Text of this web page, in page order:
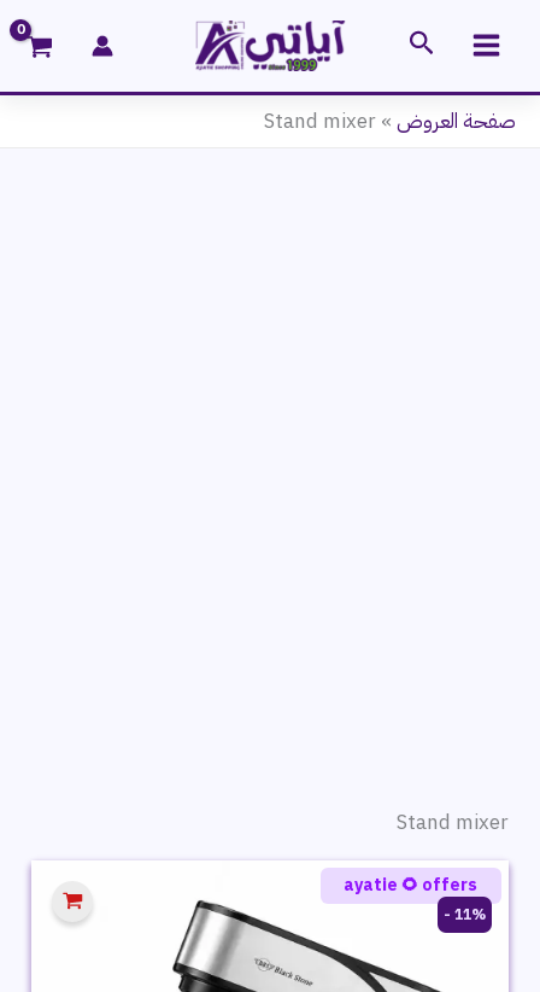
البحث
صفحة العروض »
Stand mixer
Stand mixer
11% -
ayatie 🌻 offers